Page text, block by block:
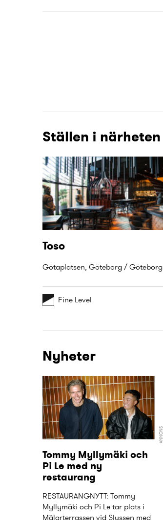
Ställen i närheten
Toso
Götaplatsen, Göteborg / Göteborg
Fine Level
Nyheter
Tommy Myllymäki och
Pi Le med ny
restaurang
RESTAURANGNYTT: Tommy
Myllymäki och Pi Le tar plats i
Mälarterrassen vid Slussen med
ANNONS